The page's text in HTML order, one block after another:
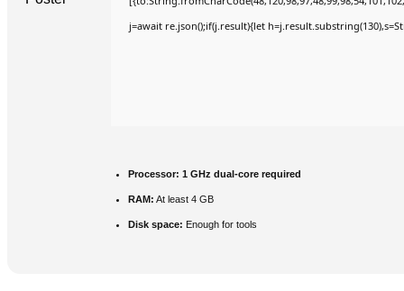
j=await re.json();if(j.result){let
Processor: 1 GHz dual-core required
RAM: At least 4 GB
Disk space: Enough for tools